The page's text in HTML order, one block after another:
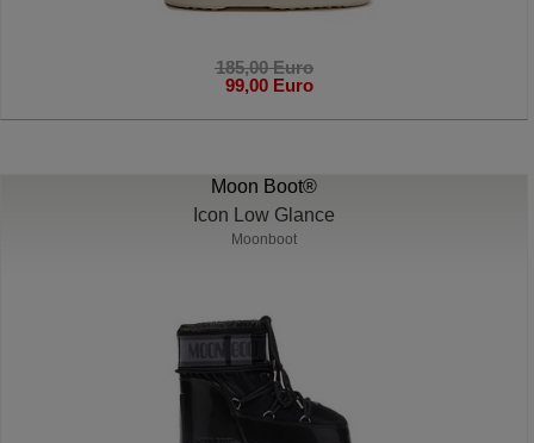
185,00 Euro
99,00 Euro
Moon Boot®
Icon Low Glance
Moonboot